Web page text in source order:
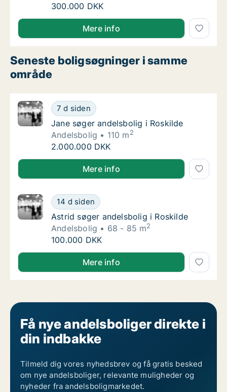
Sus søger andelsbolig i Sønderborg
300.000 DKK
Sus søger andelsbolig i Sønderborg
Mere info
Seneste boligsøgninger i samme
område
Jane søger andelsbolig i Roskilde
7 d siden
Jane søger andelsbolig i Roskilde
Jane søger andelsbolig i Roskilde
Andelsbolig
110 m2
Jane søger andelsbolig i Roskilde
2.000.000 DKK
Jane søger andelsbolig i Roskilde
Mere info
Astrid søger andelsbolig i Roskilde
14 d siden
Astrid søger andelsbolig i Roskilde
Astrid søger andelsbolig i Roskilde
Andelsbolig
68 - 85 m2
Astrid søger andelsbolig i Roskilde
100.000 DKK
Astrid søger andelsbolig i Roskilde
Mere info
Få nye andelsboliger direkte i
din indbakke
Tilmeld dig vores nyhedsbrev og få gratis besked
om nye andelsboliger, relevante muligheder og
nyheder fra andelsboligmarkedet.